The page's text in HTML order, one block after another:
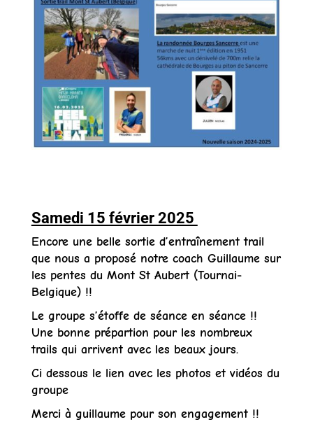
Samedi 15 février 2025
Encore une belle sortie d’entraînement trail
que nous a proposé notre coach Guillaume sur
les pentes du Mont St Aubert (Tournai-
Belgique) !!
Le groupe s’étoffe de séance en séance !!
Une bonne prépartion pour les nombreux
trails qui arrivent avec les beaux jours.
Ci dessous le lien avec les photos et vidéos du
groupe
Merci à guillaume pour son engagement !!